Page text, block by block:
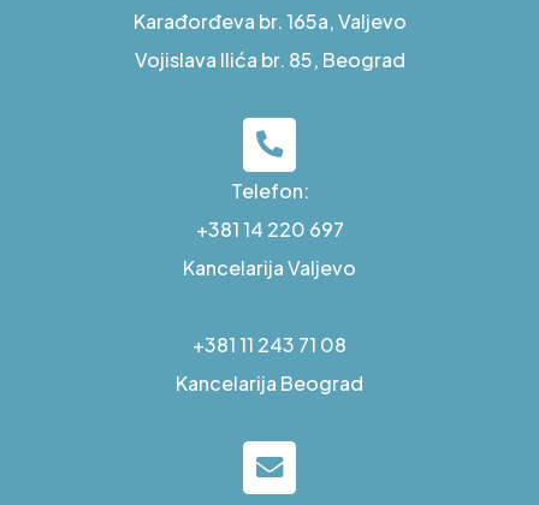
Karađorđeva br. 165a, Valjevo
Vojislava Ilića br. 85, Beograd
Telefon:
+381 14 220 697
Kancelarija Valjevo
+381 11 243 71 08
Kancelarija Beograd